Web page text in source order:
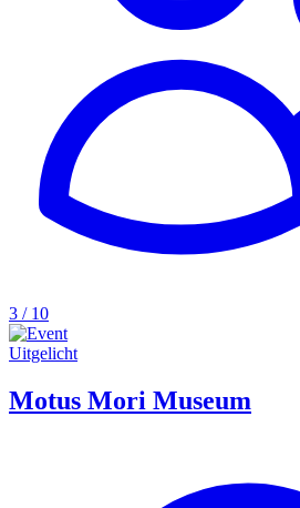
3 / 10
Uitgelicht
Motus Mori Museum